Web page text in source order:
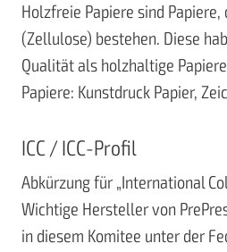
Holzfreie Papiere sind
(Zellulose) bestehen. Diese
Qualität als holzhaltige
Papiere: Kunstdruck Papier,
ICC / ICC-Profil
Abkürzung für „International
Wichtige Hersteller von
in diesem Komitee unter der